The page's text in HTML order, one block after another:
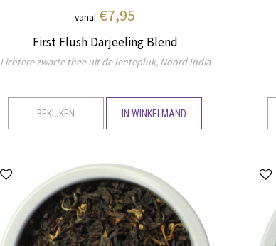
vanaf €7,95
First Flush Darjeeling Blend
Lichtere zwarte thee uit de lentepluk, Noord India
BEKIJKEN IN WINKELMAND